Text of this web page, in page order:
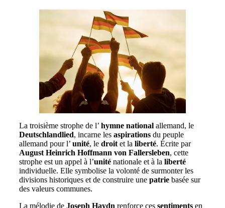
La troisième strophe de l’ hymne national allemand, le
Deutschlandlied, incarne les aspirations du peuple
allemand pour l’ unité, le droit et la liberté. Écrite par
August Heinrich Hoffmann von Fallersleben, cette
strophe est un appel à l’unité nationale et à la liberté
individuelle. Elle symbolise la volonté de surmonter les
divisions historiques et de construire une patrie basée sur
des valeurs communes.
La mélodie de Joseph Haydn renforce ces sentiments en